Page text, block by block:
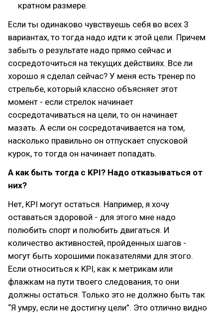
кратном размере.
Если ты одинаково чувствуешь себя во всех 3
вариантах, то тогда надо идти к этой цели. Причем
забыть о результате надо прямо сейчас и
сосредоточиться на текущих действиях. Все ли
хорошо я сделал сейчас? У меня есть тренер по
стрельбе, который классно объясняет этот
момент - если стрелок начинает
сосредотачиваться на цели, то он начинает
мазать. А если он сосредотачивается на том,
насколько правильно он отпускает спусковой
курок, то тогда он начинает попадать.
А как быть тогда с KPI? Надо отказываться от
них?
Нет, KPI могут остаться. Например, я хочу
оставаться здоровой - для этого мне надо
полюбить спорт и полюбить двигаться. И
количество активностей, пройденных шагов -
могут быть хорошими показателями для этого.
Если относиться к KPI, как к метрикам или
флажкам на пути твоего следования, то они
должны остаться. Только это не должно быть так
“Я умру, если не достигну цели”. Это отлично видно